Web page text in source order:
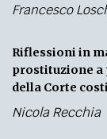
Francesco
Riflessioni in
prostituzione a
della Corte
Nicola Recchia